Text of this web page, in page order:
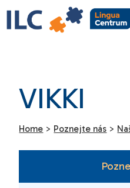
VIKKI
Home > Poznejte nás >